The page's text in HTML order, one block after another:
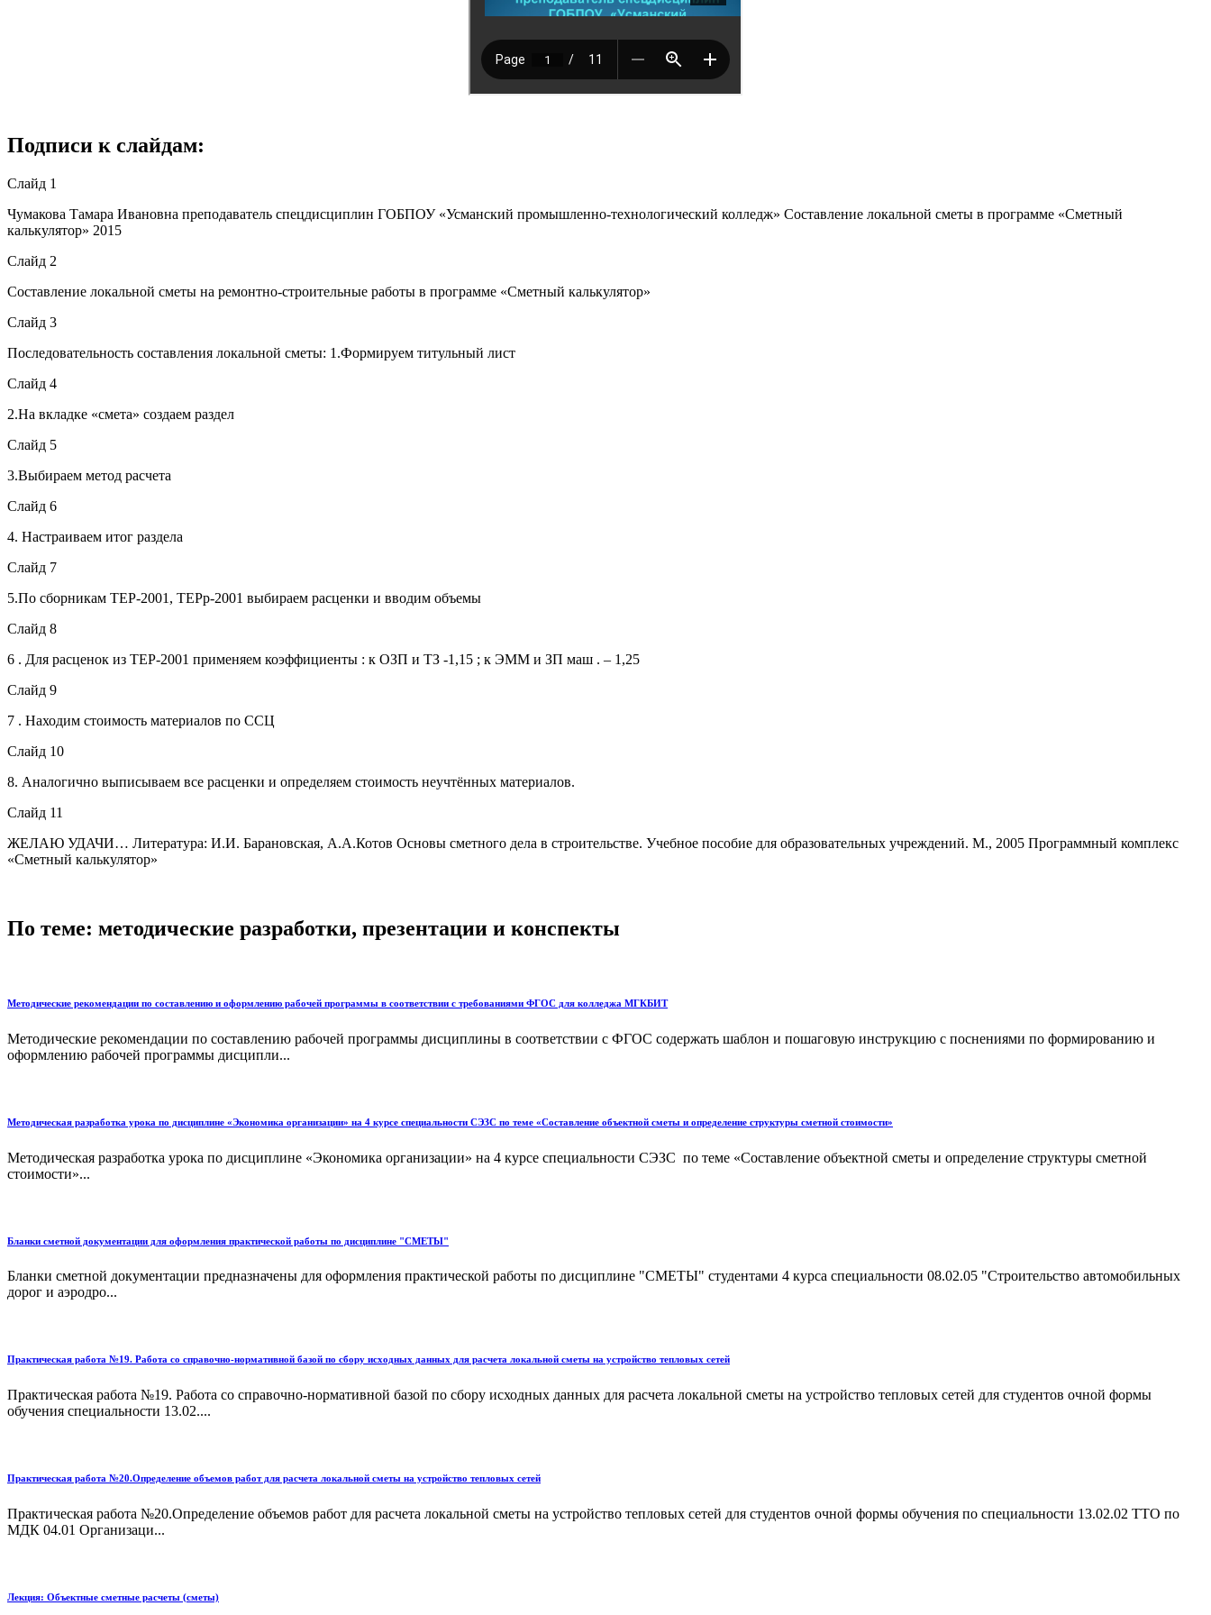
Подписи к слайдам:
Слайд 1
Чумакова Тамара Ивановна преподаватель спецдисциплин ГОБПОУ «Усманский промышленно-технологический колледж» Составление локальной сметы в программе «Сметный
калькулятор» 2015
Слайд 2
Составление локальной сметы на ремонтно-строительные работы в программе «Сметный калькулятор»
Слайд 3
Последовательность составления локальной сметы: 1.Формируем титульный лист
Слайд 4
2.На вкладке «смета» создаем раздел
Слайд 5
3.Выбираем метод расчета
Слайд 6
4. Настраиваем итог раздела
Слайд 7
5.По сборникам ТЕР-2001, ТЕРр-2001 выбираем расценки и вводим объемы
Слайд 8
6 . Для расценок из ТЕР-2001 применяем коэффициенты : к ОЗП и ТЗ -1,15 ; к ЭММ и ЗП маш . – 1,25
Слайд 9
7 . Находим стоимость материалов по ССЦ
Слайд 10
8. Аналогично выписываем все расценки и определяем стоимость неучтённых материалов.
Слайд 11
ЖЕЛАЮ УДАЧИ… Литература: И.И. Барановская, А.А.Котов Основы сметного дела в строительстве. Учебное пособие для образовательных учреждений. М., 2005 Программный комплекс
«Сметный калькулятор»
По теме: методические разработки, презентации и конспекты
Методические рекомендации по составлению и оформлению рабочей программы в соответствии с требованиями ФГОС для колледжа МГКБИТ
Методические рекомендации по составлению рабочей программы дисциплины в соответствии с ФГОС содержать шаблон и пошаговую инструкцию с поснениями по формированию и
оформлению рабочей программы дисципли...
Методическая разработка урока по дисциплине «Экономика организации» на 4 курсе специальности СЭЗС по теме «Составление объектной сметы и определение структуры сметной стоимости»
Методическая разработка урока по дисциплине «Экономика организации» на 4 курсе специальности СЭЗС по теме «Составление объектной сметы и определение структуры сметной
стоимости»...
Бланки сметной документации для оформления практической работы по дисциплине "СМЕТЫ"
Бланки сметной документации предназначены для оформления практической работы по дисциплине "СМЕТЫ" студентами 4 курса специальности 08.02.05 "Строительство автомобильных
дорог и аэродро...
Практическая работа №19. Работа со справочно-нормативной базой по сбору исходных данных для расчета локальной сметы на устройство тепловых сетей
Практическая работа №19. Работа со справочно-нормативной базой по сбору исходных данных для расчета локальной сметы на устройство тепловых сетей для студентов очной формы
обучения специальности 13.02....
Практическая работа №20.Определение объемов работ для расчета локальной сметы на устройство тепловых сетей
Практическая работа №20.Определение объемов работ для расчета локальной сметы на устройство тепловых сетей для студентов очной формы обучения по специальности 13.02.02 ТТО по
МДК 04.01 Организаци...
Лекция: Объектные сметные расчеты (сметы)